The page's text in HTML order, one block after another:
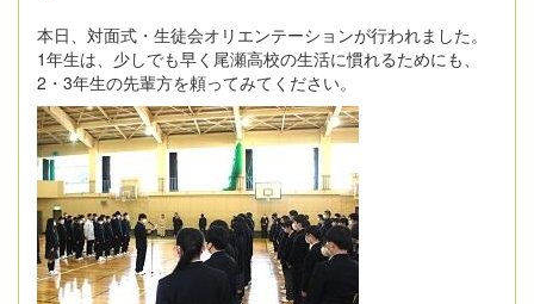
本日、対面式・生徒会オリエンテーションが行われました。
1年生は、少しでも早く尾瀬高校の生活に慣れるためにも、
2・3年生の先輩方を頼ってみてください。